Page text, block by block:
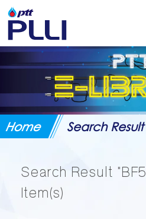
Home Search Result
Search Result
Item(s)